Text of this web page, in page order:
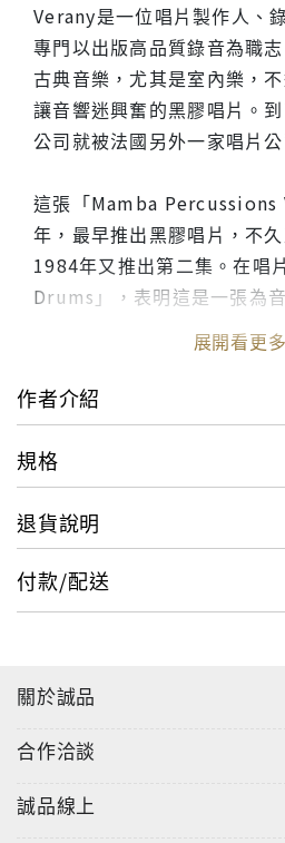
Verany是一位唱片製作人、
專門以出版高品質錄音為職
古典音樂，尤其是室內樂，
讓音響迷興奮的黑膠唱片。
公司就被法國另外一家唱片
這張「Mamba
年，最早推出黑膠唱片，不
1984年又推出第二集。在唱
Drums」，表明這是一張為
過這並不是音響迷特別感到
非洲鼓。我不否認這是錄得
如果您一直聽這種不斷反覆
難耐單調。如果每首音樂都
點變化，那就好多了。
B 面是「The Magic of The
Harp」，其實這原本是另
Verany的專輯，這張專輯以
還加了簡單的樂器伴奏。什
歐洲豎琴改良，去掉踏板，改
Alderete是巴拉圭出生的著
間是在阿根廷、巴西度過，擁
展開看更多
作者介紹
規格
退貨說明
付款/配送
關於誠品
合作洽談
誠品線上